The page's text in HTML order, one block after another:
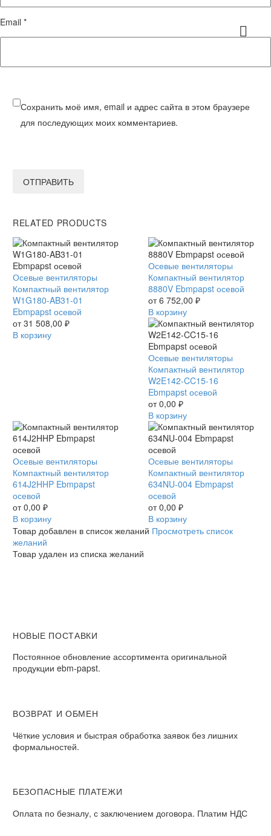
Email *
Сохранить моё имя, email и адрес сайта в этом браузере
для последующих моих комментариев.
ОТПРАВИТЬ
RELATED PRODUCTS
Компактный
вентилятор
W1G180-
AB31-
01
Ebmpapst
Осевые вентиляторы
Компактный вентилятор
W1G180-AB31-01
Ebmpapst осевой
от31 508,00 ₽
В корзину
Компактный
вентилятор
8880V
Ebmpapst
осевой
Осевые вентиляторы
Компактный вентилятор
8880V Ebmpapst осевой
от6 752,00 ₽
В корзину
Компактный
вентилятор
W2E142-
CC15-
16
Ebmpapst
осевой
Осевые вентиляторы
Компактный вентилятор
W2E142-CC15-16
Ebmpapst осевой
от0,00 ₽
В корзину
Компактный
вентилятор
614J2HHP
Ebmpapst
осевой
Осевые вентиляторы
Компактный вентилятор
614J2HHP Ebmpapst
осевой
от0,00 ₽
В корзину
Компактный
вентилятор
634NU-
004
Ebmpapst
осевой
Осевые вентиляторы
Компактный вентилятор
634NU-004 Ebmpapst
осевой
от0,00 ₽
В корзину
Товар добавлен в список желаний Просмотреть список
желаний
Товар удален из списка желаний
НОВЫЕ ПОСТАВКИ
Постоянное обновление ассортимента оригинальной
продукции ebm-papst.
ВОЗВРАТ И ОБМЕН
Чёткие условия и быстрая обработка заявок без лишних
формальностей.
БЕЗОПАСНЫЕ ПЛАТЕЖИ
Оплата по безналу, с заключением договора. Платим НДС